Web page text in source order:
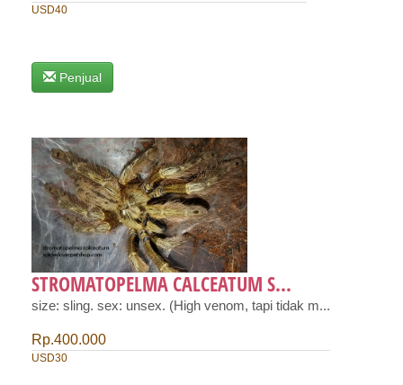
USD40
Penjual
STROMATOPELMA CALCEATUM S...
size: sling. sex: unsex. (High venom, tapi tidak m...
Rp.400.000
USD30